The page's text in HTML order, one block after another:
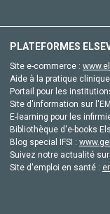
PLATEFORMES
Site e-commerce :
Aide à la pratique
Portail pour les
Site d'information sur
E-learning pour les
Bibliothèque d'e-books
Blog special IFSI :
Suivez notre actualité
Site d'emploi en santé :